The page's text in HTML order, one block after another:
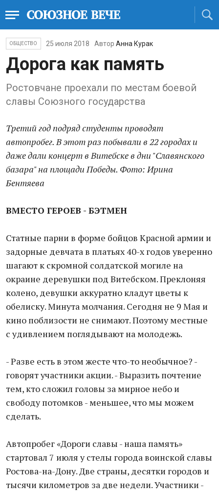
ОБЩЕСТВО 25 июля 2018 Автор Анна Курак
Дорога как память
Ростовчане проехали по местам боевой
славы Союзного государства
Третий год подряд студенты проводят
автопробег. В этот раз побывали в 22 городах и
даже дали концерт в Витебске в дни "Славянского
базара" на площади Победы. Фото: Ирина
Бентяева
ВМЕСТО ГЕРОЕВ - БЭТМЕН
Статные парни в форме бойцов Красной армии и
задорные девчата в платьях 40-х годов уверенно
шагают к скромной солдатской могиле на
окраине деревушки под Витебском. Преклоняя
колено, девушки аккуратно кладут цветы к
обелиску. Минута молчания. Сегодня не 9 Мая и
кино поблизости не снимают. Поэтому местные
с удивлением поглядывают на молодежь.
- Разве есть в этом жесте что-то необычное? -
говорят участники акции. - Выразить почтение
тем, кто сложил головы за мирное небо и
свободу потомков - меньшее, что мы можем
сделать.
Автопробег «Дороги славы - наша память»
стартовал 7 июля у стелы города воинской славы
Ростова-на-Дону. Две страны, десятки городов и
тысячи километров за две недели. Участники -